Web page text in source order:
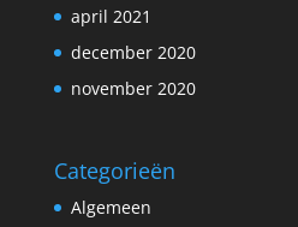
april 2021
december 2020
november 2020
Categorieën
Algemeen